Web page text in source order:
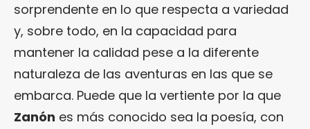
sorprendente en lo que respecta a variedad
y, sobre todo, en la capacidad para
mantener la calidad pese a la diferente
naturaleza de las aventuras en las que se
embarca. Puede que la vertiente por la que
Zanón es más conocido sea la poesía, con